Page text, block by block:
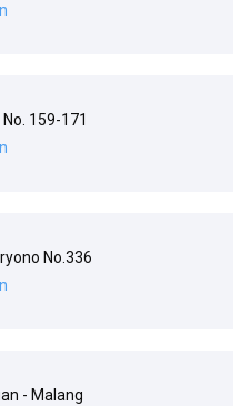
159-171
No.336
- Malang